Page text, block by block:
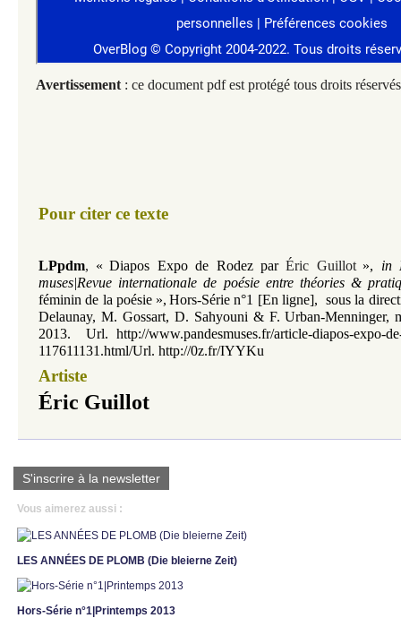
Avertissement : ce document pdf est protégé tous droits réservés
Pour citer ce texte
LPpdm, « Diapos Expo de Rodez par Éric Guillot »,
in
muses|Revue internationale de poésie entre théories &
féminin de la poésie », Hors-Série n°1 [En ligne], sous la
Delaunay, M. Gossart, D. Sahyouni & F. Urban-Menninger,
2013.
Url. http://www.pandesmuses.fr/article-diapos-expo-
117611131.html/Url. http://0z.fr/IYYKu
Artiste
Éric Guillot
S'inscrire à la newsletter
Vous aimerez aussi :
LES ANNÉES DE PLOMB (Die bleierne Zeit)
Hors-Série n°1|Printemps 2013